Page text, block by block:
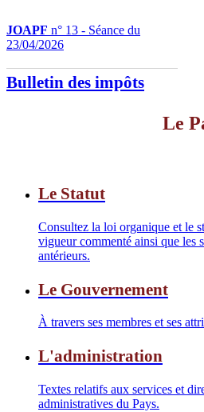
JOAPF n° 13 - Séance du
23/04/2026
Bulletin des impôts
Le
Le Statut
Consultez la loi organique et le
vigueur commenté ainsi que les
antérieurs.
Le Gouvernement
À travers ses membres et ses
L'administration
Textes relatifs aux services et
administratives du Pays.